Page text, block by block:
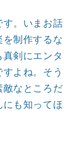
。いまお話
を制作するな
剣にエンタ
よね。そう
敵なところだ
にも知ってほ